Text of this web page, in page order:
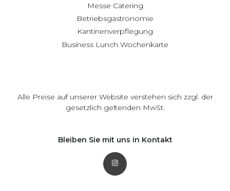
Messe Catering
Betriebsgastronomie
Kantinenverpflegung
Business Lunch Wochenkarte
Alle Preise auf unserer Website verstehen sich zzgl. der
gesetzlich geltenden MwSt.
Bleiben Sie mit uns in Kontakt